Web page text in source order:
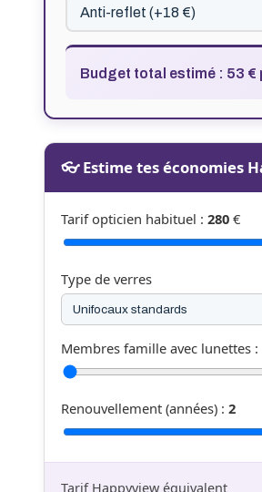
Budget total estimé : 53 €
👓 Estime tes économies
Tarif opticien habituel : 280 €
Type de verres
Membres famille avec lunettes :
Renouvellement (années) : 2
Tarif Happyview équivalent